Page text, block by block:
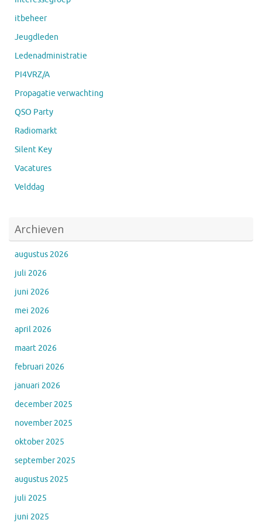
itbeheer
Jeugdleden
Ledenadministratie
PI4VRZ/A
Propagatie verwachting
QSO Party
Radiomarkt
Silent Key
Vacatures
Velddag
Archieven
augustus 2026
juli 2026
juni 2026
mei 2026
april 2026
maart 2026
februari 2026
januari 2026
december 2025
november 2025
oktober 2025
september 2025
augustus 2025
juli 2025
juni 2025